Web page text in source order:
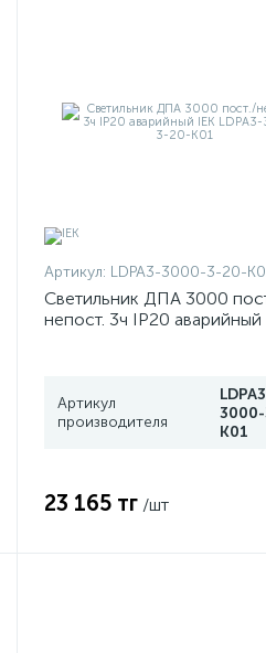
Артикул: LDPA3-3000-3-20-
Светильник ДПА 3000
непост. 3ч IP20 аварийный
Артикул
производителя
K01
23 165 тг /шт